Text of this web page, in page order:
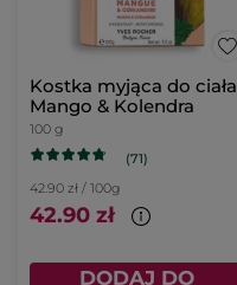
Kostka myjąca do ciała
Mango & Kolendra
100 g
(71)
42.90 zł / 100g
42.90 zł
DODAJ DO